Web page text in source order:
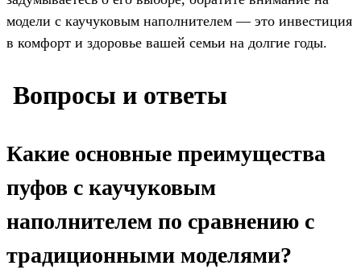
модели с каучуковым наполнителем — это инвестиция
в комфорт и здоровье вашей семьи на долгие годы.
️ Вопросы и ответы
Какие основные преимущества
пуфов с каучуковым
наполнителем по сравнению с
традиционными моделями?